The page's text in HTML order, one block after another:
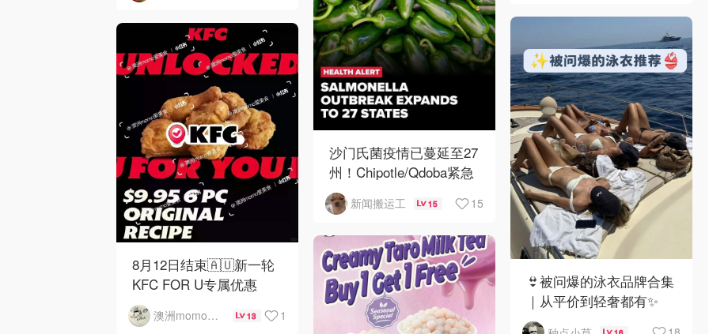
沙门氏菌疫情已蔓延至27
州！Chipotle/Qdoba紧急
下架辣椒
新闻搬运工 15 15
👙被问爆的泳衣品牌合集
｜从平价到轻奢都有✨
8月12日结束🇦🇺新一轮
KFC FOR U专属优惠
澳洲momo爱吃 13 1